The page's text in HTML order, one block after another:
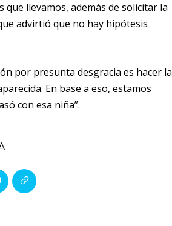
llevamos, además de solicitar la
advirtió que no hay hipótesis
por presunta desgracia es hacer la
En base a eso, estamos
con esa niña”.